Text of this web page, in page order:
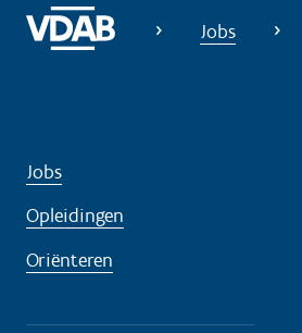
Jobs
Jobs
Opleidingen
Oriënteren